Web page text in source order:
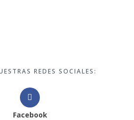
REDES SOCIALES:
Facebook